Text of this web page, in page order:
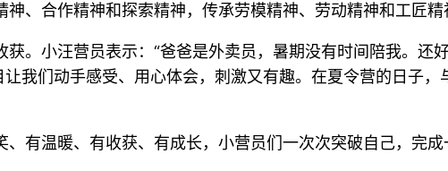
、合作精神和探索精神，传承劳模精神、劳动精神和工匠精
。小汪营员表示：“爸爸是外卖员，暑期没有时间陪我。还
我们动手感受、用心体会，刺激又有趣。在夏令营的日子
有温暖、有收获、有成长，小营员们一次次突破自己，完成